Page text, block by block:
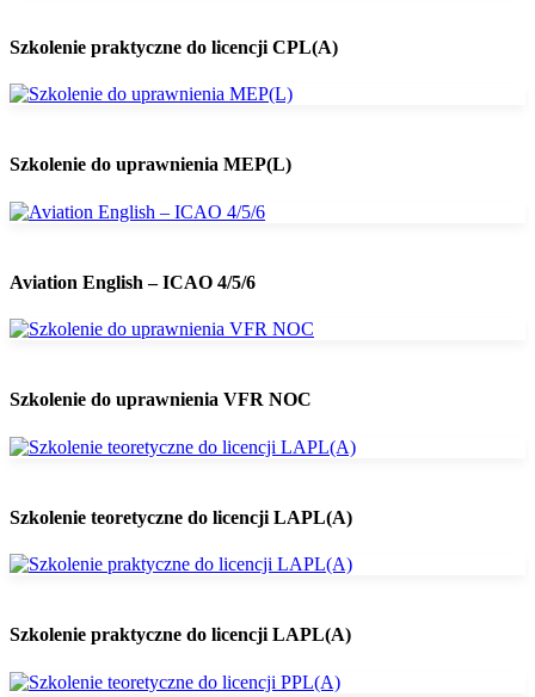
Szkolenie praktyczne do licencji CPL(A)
Szkolenie do uprawnienia MEP(L)
Aviation English – ICAO 4/5/6
Szkolenie do uprawnienia VFR NOC
Szkolenie teoretyczne do licencji LAPL(A)
Szkolenie praktyczne do licencji LAPL(A)